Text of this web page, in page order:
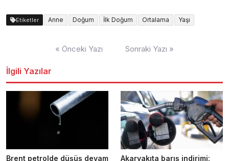
Etiketler Anne Doğum İlk Doğum Ortalama Yaşı
« Önceki Yazı Sonraki Yazı »
İlgili Yazılar
Brent petrolde düşüş devam Akaryakıta barış indirimi: